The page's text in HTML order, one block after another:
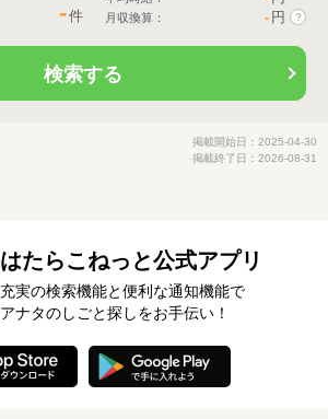
-件 月収換算： - 円 ?
検索する
掲載開始日：2025-04-30
掲載終了日：2026-08-31
はたらこねっと公式アプリ
充実の検索機能と便利な通知機能で
アナタのしごと探しをお手伝い！